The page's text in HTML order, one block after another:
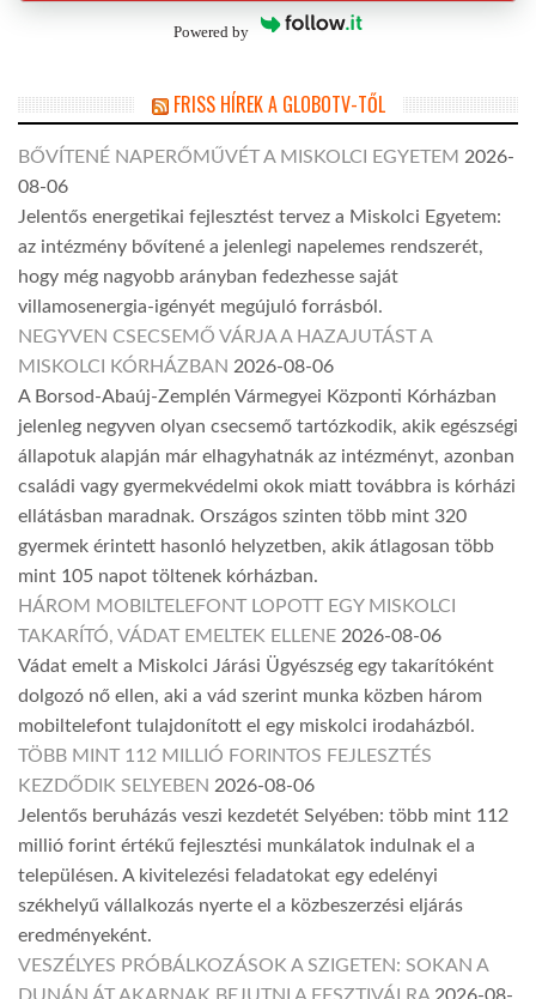
Powered by
FRISS HÍREK A GLOBOTV-TŐL
BŐVÍTENÉ NAPERŐMŰVÉT A MISKOLCI EGYETEM 2026-
08-06
Jelentős energetikai fejlesztést tervez a Miskolci Egyetem:
az intézmény bővítené a jelenlegi napelemes rendszerét,
hogy még nagyobb arányban fedezhesse saját
villamosenergia-igényét megújuló forrásból.
NEGYVEN CSECSEMŐ VÁRJA A HAZAJUTÁST A
MISKOLCI KÓRHÁZBAN 2026-08-06
A Borsod-Abaúj-Zemplén Vármegyei Központi Kórházban
jelenleg negyven olyan csecsemő tartózkodik, akik egészségi
állapotuk alapján már elhagyhatnák az intézményt, azonban
családi vagy gyermekvédelmi okok miatt továbbra is kórházi
ellátásban maradnak. Országos szinten több mint 320
gyermek érintett hasonló helyzetben, akik átlagosan több
mint 105 napot töltenek kórházban.
HÁROM MOBILTELEFONT LOPOTT EGY MISKOLCI
TAKARÍTÓ, VÁDAT EMELTEK ELLENE 2026-08-06
Vádat emelt a Miskolci Járási Ügyészség egy takarítóként
dolgozó nő ellen, aki a vád szerint munka közben három
mobiltelefont tulajdonított el egy miskolci irodaházból.
TÖBB MINT 112 MILLIÓ FORINTOS FEJLESZTÉS
KEZDŐDIK SELYEBEN 2026-08-06
Jelentős beruházás veszi kezdetét Selyében: több mint 112
millió forint értékű fejlesztési munkálatok indulnak el a
településen. A kivitelezési feladatokat egy edelényi
székhelyű vállalkozás nyerte el a közbeszerzési eljárás
eredményeként.
VESZÉLYES PRÓBÁLKOZÁSOK A SZIGETEN: SOKAN A